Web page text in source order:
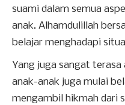
suami dalam semua
anak. Alhamdulillah
belajar menghadapi
Yang juga sangat
anak-anak juga mulai
mengambil hikmah dari